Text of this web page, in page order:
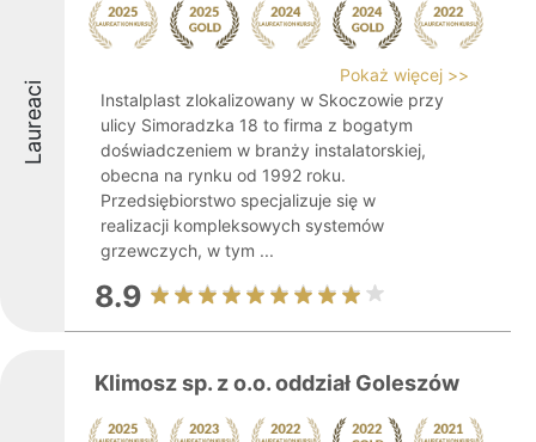
Laureaci
Pokaż więcej >>
Instalplast zlokalizowany w Skoczowie przy
ulicy Simoradzka 18 to firma z bogatym
doświadczeniem w branży instalatorskiej,
obecna na rynku od 1992 roku.
Przedsiębiorstwo specjalizuje się w
realizacji kompleksowych systemów
grzewczych, w tym ...
8.9
Klimosz sp. z o.o. oddział Goleszów